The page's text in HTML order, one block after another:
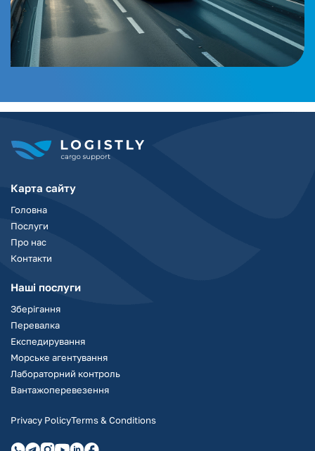
Карта сайту
Головна
Послуги
Про нас
Контакти
Наші послуги
Зберігання
Перевалка
Експедирування
Морське агентування
Лабораторний контроль
Вантажоперевезення
Privacy PolicyTerms & Conditions